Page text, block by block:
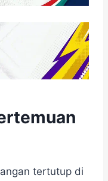
tertutup di